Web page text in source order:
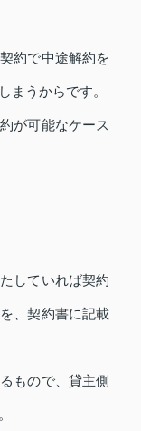
約で中途解約を
まうからです。
が可能なケース
していれば契約
、契約書に記載
もので、貸主側